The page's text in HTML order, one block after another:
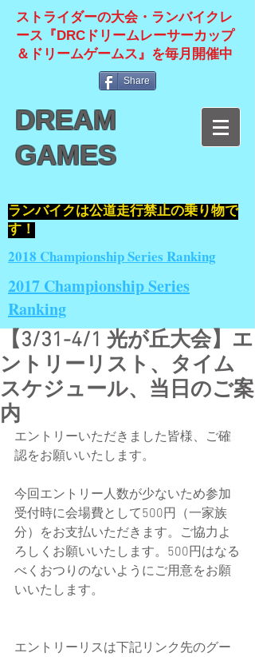
ストライダーの大会・ランバイクレ
ース『DRCドリームレーサーカップ
＆ドリームゲームス』を毎月開催中
Share
DREAM
GAMES
​ランバイクは公道走行禁止の乗り物で
す！
2018 Championship Series Ranking
2017 Championship Series
Ranking
【3/31-4/1 光が丘大会】エ
ントリーリスト、タイム
スケジュール、当日のご案
内
エントリーいただきました皆様、ご確
認をお願いいたします。
今回エントリー人数が少ないため参加
受付時に会場費として500円（一家族
分）をお支払いただきます。ご協力よ
ろしくお願いいたします。500円はなる
べくおつりのないようにご用意をお願
いいたします。
エントリーリスは下記リンク先のグー